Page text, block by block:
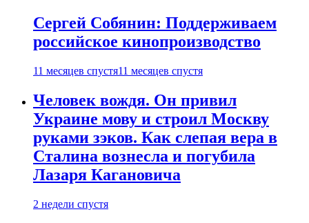
Сергей Собянин: Поддерживаем
российское кинопроизводство
11 месяцев спустя11 месяцев спустя
Человек вождя. Он привил
Украине мову и строил Москву
руками зэков. Как слепая вера в
Сталина вознесла и погубила
Лазаря Кагановича
2 недели спустя